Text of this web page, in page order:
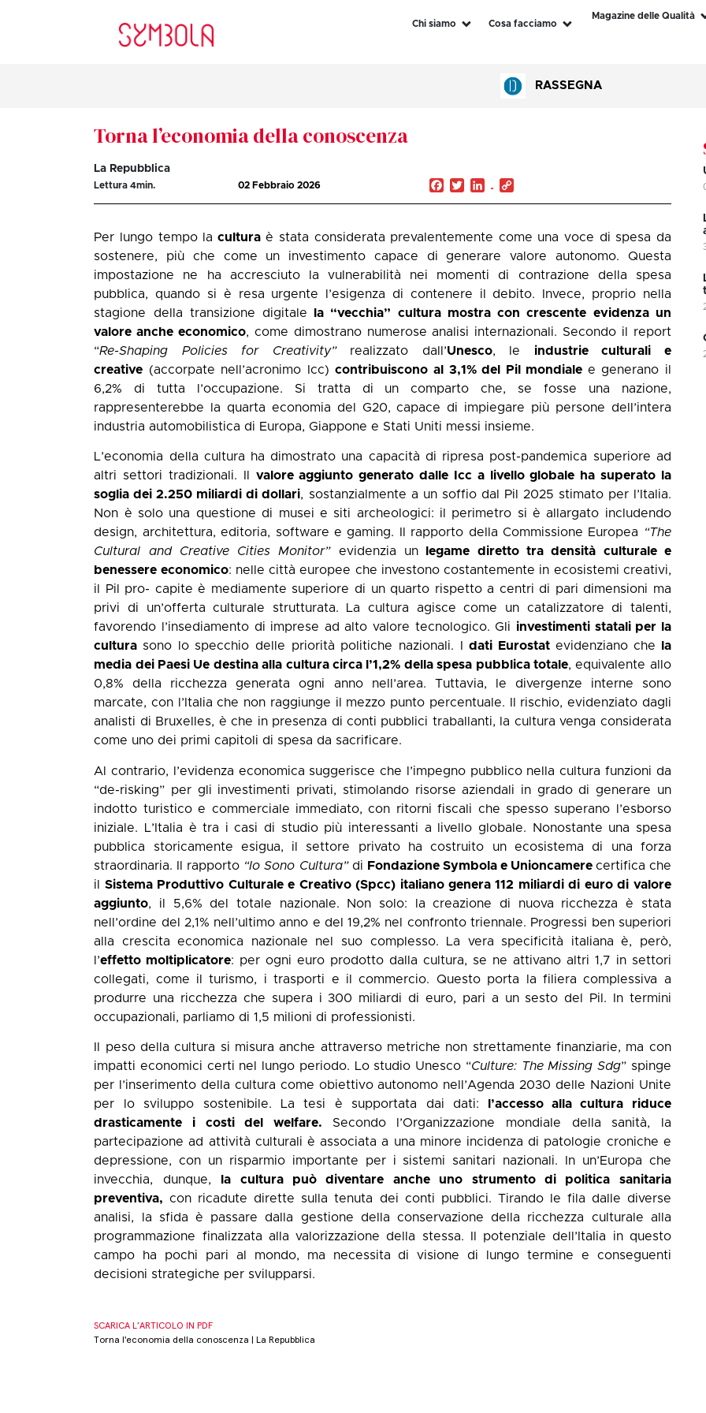
Chi siamo Cosa facciamo
Magazine delle Qualità
RASSEGNA
Torna l’economia della conoscenza
La Repubblica
Lettura4min. 02 Febbraio 2026 Facebook
TwitterLinkedIn
Per lungo tempo la culturaè stata considerata prevalentemente come una voce di spesa da
sostenere, più che come un investimento capace di generare valore autonomo. Questa
impostazione ne ha accresciuto la vulnerabilità nei momenti di contrazione della spesa
pubblica, quando si è resa urgente l’esigenza di contenere il debito. Invece, proprio nella
stagione della transizione digitale la “vecchia” cultura mostra con crescente evidenza un
valore anche economico, come dimostrano numerose analisi internazionali. Secondo il report
“Re-Shaping Policies for Creativity” realizzato dall’Unesco, le industrie culturali e
creative (accorpate nell’acronimo Icc)contribuiscono al 3,1% del Pil mondiale e generano il
6,2% di tutta l’occupazione. Si tratta di un comparto che, se fosse una nazione,
rappresenterebbe la quarta economia del G20, capace di impiegare più persone dell’intera
industria automobilistica di Europa, Giappone e Stati Uniti messi insieme.
L’economia della cultura ha dimostrato una capacità di ripresa post-pandemica superiore ad
altri settori tradizionali. Il valore aggiunto generato dalle Icc a livello globale ha superato la
soglia dei 2.250 miliardi di dollari, sostanzialmente a un soffio dal Pil 2025 stimato per l’Italia.
Non è solo una questione di musei e siti archeologici: il perimetro si è allargato includendo
design, architettura, editoria, software e gaming. Il rapporto della Commissione Europea
“The
Cultural and Creative Cities Monitor”evidenzia un legame diretto tra densità culturale e
benessere economico: nelle città europee che investono costantemente in ecosistemi creativi,
il Pil pro- capite è mediamente superiore di un quarto rispetto a centri di pari dimensioni ma
privi di un’offerta culturale strutturata. La cultura agisce come un catalizzatore di talenti,
favorendo l’insediamento di imprese ad alto valore tecnologico. Gli investimenti statali per la
cultura sono lo specchio delle priorità politiche nazionali. Idati Eurostat evidenziano che la
media dei Paesi Ue destina alla cultura circa l’1,2% della spesa pubblica totale, equivalente allo
0,8% della ricchezza generata ogni anno nell’area. Tuttavia, le divergenze interne sono
marcate, con l’Italia che non raggiunge il mezzo punto percentuale. Il rischio, evidenziato dagli
analisti di Bruxelles, è che in presenza di conti pubblici traballanti, la cultura venga considerata
come uno dei primi capitoli di spesa da sacrificare.
Al contrario, l’evidenza economica suggerisce che l’impegno pubblico nella cultura funzioni da
“de-risking” per gli investimenti privati, stimolando risorse aziendali in grado di generare un
indotto turistico e commerciale immediato, con ritorni fiscali che spesso superano l’esborso
iniziale. L’Italia è tra i casi di studio più interessanti a livello globale. Nonostante una spesa
pubblica storicamente esigua, il settore privato ha costruito un ecosistema di una forza
straordinaria. Il rapporto “Io Sono Cultura”di Fondazione Symbola e Unioncamere certifica che
il
Sistema Produttivo Culturale e Creativo (Spcc) italiano genera 112 miliardi di euro di valore
aggiunto, il 5,6% del totale nazionale. Non solo: la creazione di nuova ricchezza è stata
nell’ordine del 2,1% nell’ultimo anno e del 19,2% nel confronto triennale. Progressi ben superiori
alla crescita economica nazionale nel suo complesso. La vera specificità italiana è, però,
l’effetto moltiplicatore: per ogni euro prodotto dalla cultura, se ne attivano altri 1,7 in settori
collegati, come il turismo, i trasporti e il commercio. Questo porta la filiera complessiva a
produrre una ricchezza che supera i 300 miliardi di euro, pari a un sesto del Pil. In termini
occupazionali, parliamo di 1,5 milioni di professionisti.
Il peso della cultura si misura anche attraverso metriche non strettamente finanziarie, ma con
impatti economici certi nel lungo periodo. Lo studio Unesco “Culture: The Missing Sdg” spinge
per l’inserimento della cultura come obiettivo autonomo nell’Agenda 2030 delle Nazioni Unite
per lo sviluppo sostenibile. La tesi è supportata dai dati: l’accesso alla cultura riduce
drasticamente i costi del welfare. Secondo l’Organizzazione mondiale della sanità, la
partecipazione ad attività culturali è associata a una minore incidenza di patologie croniche e
depressione, con un risparmio importante per i sistemi sanitari nazionali. In un’Europa che
invecchia, dunque,
la cultura può diventare anche uno strumento di politica sanitaria
preventiva, con ricadute dirette sulla tenuta dei conti pubblici. Tirando le fila dalle diverse
analisi, la sfida è passare dalla gestione della conservazione della ricchezza culturale alla
programmazione finalizzata alla valorizzazione della stessa. Il potenziale dell’Italia in questo
campo ha pochi pari al mondo, ma necessita di visione di lungo termine e conseguenti
decisioni strategiche per svilupparsi.
SCARICA L’ARTICOLO IN PDF
Torna l'economia della conoscenza | La Repubblica